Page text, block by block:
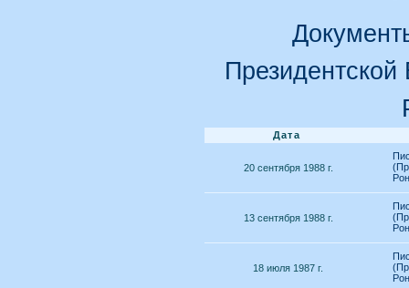
Дата
20 сентября 1988 г.
13 сентября 1988 г.
18 июля 1987 г.